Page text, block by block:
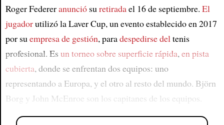
Roger Federeranunciósu retiradael 16 de septiembre. El
jugadorutilizó la Laver Cup, un evento establecido en 2017
por su empresa de gestión, paradespedirse del tenis
profesional. Es un torneo sobre superficie rápida, en pista
cubierta, donde se enfrentan dos equipos: uno
representando a Europa, y el otro al resto del mundo. Björn
Borg y John McEnroe son los capitanes de los equipos.